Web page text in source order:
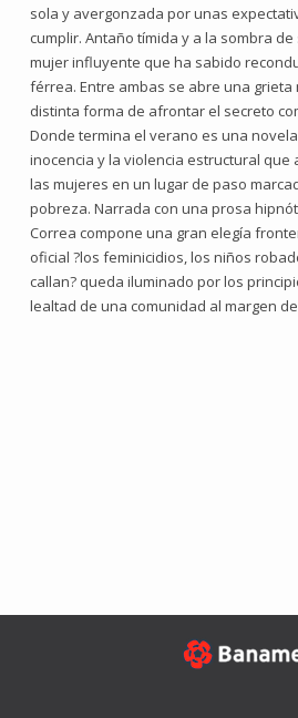
sola y avergonzada por unas
cumplir. Antaño tímida y a la sombra
mujer influyente que ha sabido
férrea. Entre ambas se abre una grieta
distinta forma de afrontar el secreto
Donde termina el verano es una
inocencia y la violencia estructural que
las mujeres en un lugar de paso
pobreza. Narrada con una prosa
Correa compone una gran elegía
oficial ?los feminicidios, los niños
callan? queda iluminado por los
lealtad de una comunidad al margen